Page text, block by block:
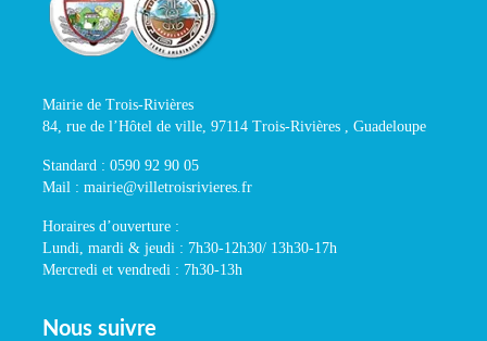
Mairie de Trois-Rivières
84, rue de l’Hôtel de ville, 97114 Trois-Rivières , Guadeloupe
Standard : 0590 92 90 05
Mail : mairie@villetroisrivieres.fr
Horaires d’ouverture :
Lundi, mardi & jeudi : 7h30-12h30/ 13h30-17h
Mercredi et vendredi : 7h30-13h
Nous suivre